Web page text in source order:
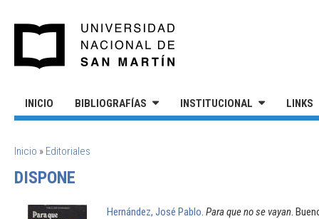
INICIO BIBLIOGRAFÍAS INSTITUCIONAL LINKS
SE ENCUENTRA USTED AQUÍ
Inicio » Editoriales
DISPONE
Hernández, José Pablo Para que no se vayan .